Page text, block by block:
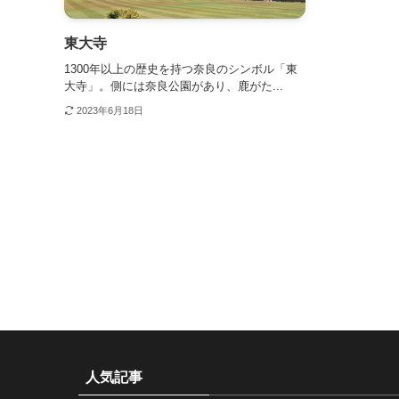
東大寺
1300年以上の歴史を持つ奈良のシンボル「東
大寺」。側には奈良公園があり、鹿がた...
2023年6月18日
人気記事